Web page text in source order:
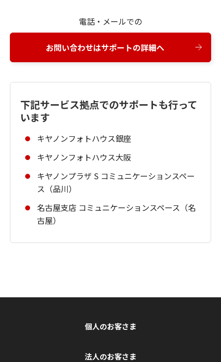
電話・メールでの
お問い合わせはサポートの詳細へ
下記サービス拠点でのサポートも行って
います
キヤノンフォトハウス銀座
キヤノンフォトハウス大阪
キヤノンプラザ S コミュニケーションスペー
ス（品川）
名古屋支店 コミュニケーションスペース（名
古屋）
個人のお客さま
法人のお客さま